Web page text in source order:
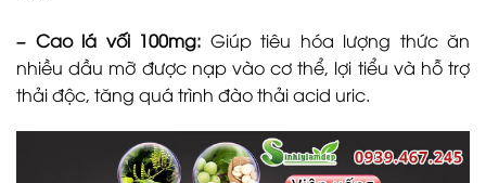
– Cao lá vối 100mg: Giúp tiêu hóa lượng thức ăn
nhiều dầu mỡ được nạp vào cơ thể, lợi tiểu và hỗ trợ
thải độc, tăng quá trình đào thải acid uric.